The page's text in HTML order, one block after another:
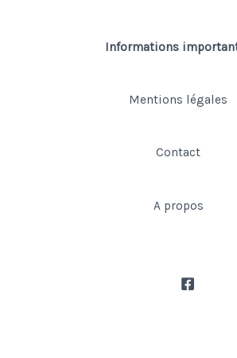
Informations
Mentions légales
Contact
A propos